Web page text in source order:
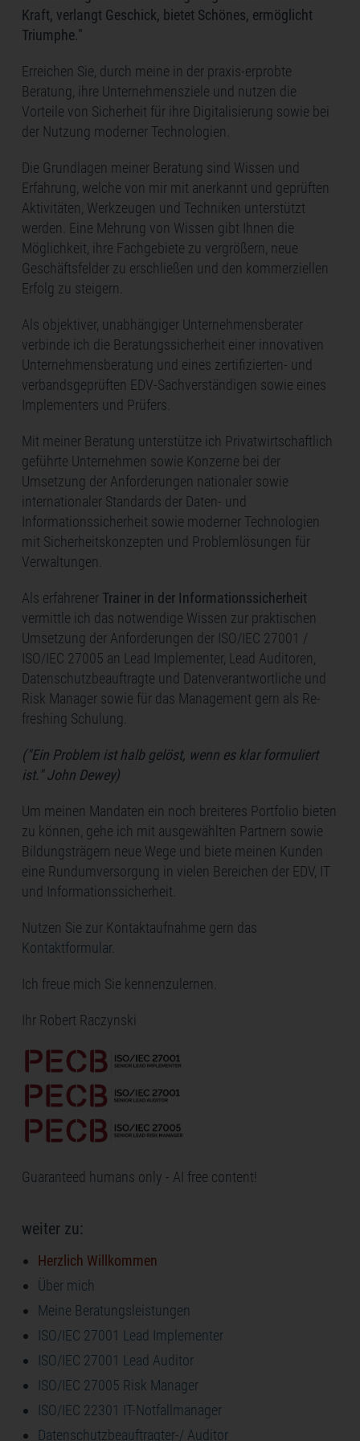
Kraft, verlangt Geschick, bietet Schönes, ermöglicht
Triumphe."
Erreichen Sie, durch meine in der praxis-erprobte
Beratung, ihre Unternehmensziele und nutzen die
Vorteile von Sicherheit für ihre Digitalisierung sowie bei
der Nutzung moderner Technologien.
Die Grundlagen meiner Beratung sind Wissen und
Erfahrung, welche von mir mit anerkannt und geprüften
Aktivitäten, Werkzeugen und Techniken unterstützt
werden. Eine Mehrung von Wissen gibt Ihnen die
Möglichkeit, ihre Fachgebiete zu vergrößern, neue
Geschäftsfelder zu erschließen und den kommerziellen
Erfolg zu steigern.
Als objektiver, unabhängiger Unternehmensberater
verbinde ich die Beratungssicherheit einer innovativen
Unternehmensberatung und eines zertifizierten- und
verbandsgeprüften EDV-Sachverständigen sowie eines
Implementers und Prüfers.
Mit meiner Beratung unterstütze ich Privatwirtschaftlich
geführte Unternehmen sowie Konzerne bei der
Umsetzung der Anforderungen nationaler sowie
internationaler Standards der Daten- und
Informationssicherheit sowie moderner Technologien
mit Sicherheitskonzepten und Problemlösungen für
Verwaltungen.
Als erfahrener Trainer in der Informationssicherheit
vermittle ich das notwendige Wissen zur praktischen
Umsetzung der Anforderungen der ISO/IEC 27001 /
ISO/IEC 27005 an Lead Implementer, Lead Auditoren,
Datenschutzbeauftragte und Datenverantwortliche und
Risk Manager sowie für das Management gern als Re-
freshing Schulung.
("Ein Problem ist halb gelöst, wenn es klar formuliert
ist." John Dewey)
Um meinen Mandaten ein noch breiteres Portfolio bieten
zu können, gehe ich mit ausgewählten Partnern sowie
Bildungsträgern neue Wege und biete meinen Kunden
eine Rundumversorgung in vielen Bereichen der EDV, IT
und Informationssicherheit.
Nutzen Sie zur Kontaktaufnahme gern das
Kontaktformular.
Ich freue mich Sie kennenzulernen.
Ihr Robert Raczynski
Guaranteed humans only - AI free content!
weiter zu:
Herzlich Willkommen
Über mich
Meine Beratungsleistungen
ISO/IEC 27001 Lead Implementer
ISO/IEC 27001 Lead Auditor
ISO/IEC 27005 Risk Manager
ISO/IEC 22301 IT-Notfallmanager
Datenschutzbeauftragter-/ Auditor